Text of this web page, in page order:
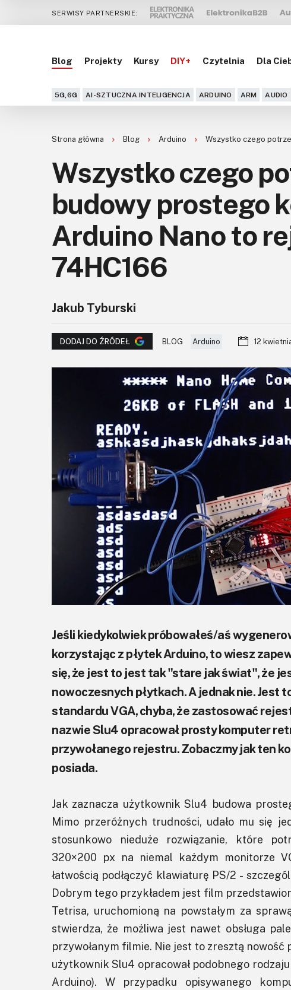
SERWISY PARTNERSKIE:
Blog Projekty Kursy DIY+ Czytelnia Dla
5G,6G AI-SZTUCZNA INTELIGENCJA ARDUINO ARM AUDIO
Strona główna Blog Arduino Wszystko czego
Wszystko czego
budowy prostego
Arduino Nano to
74HC166
Jakub Tyburski
DODAJ DO ŹRÓDEŁ BLOG Arduino 12
Jeśli kiedykolwiek próbowałeś/aś
korzystając z płytek Arduino, to wiesz
się, że jest to jest tak "stare jak świat", że
nowoczesnych płytkach. A jednak nie.
standardu VGA, chyba, że zastosować
nazwie Slu4 opracował prosty komputer
przywołanego rejestru. Zobaczmy jak ten
posiada.
Jak zaznacza użytkownik Slu4 budowa
Mimo przeróżnych trudności, udało mu się
stosunkowo nieduże rozwiązanie, które
320×200 px na niemal każdym monitorze
łatwością podłączyć klawiaturę PS/2 -
Dobrym tego przykładem jest film
Tetrisa, uruchomioną na powstałym za
stwierdza, że możliwa jest nawet obsługa
przywołanym filmie. Nie jest to zresztą
użytkownik Slu4 opracował podobnego
Arduino). W przypadku opisywanego